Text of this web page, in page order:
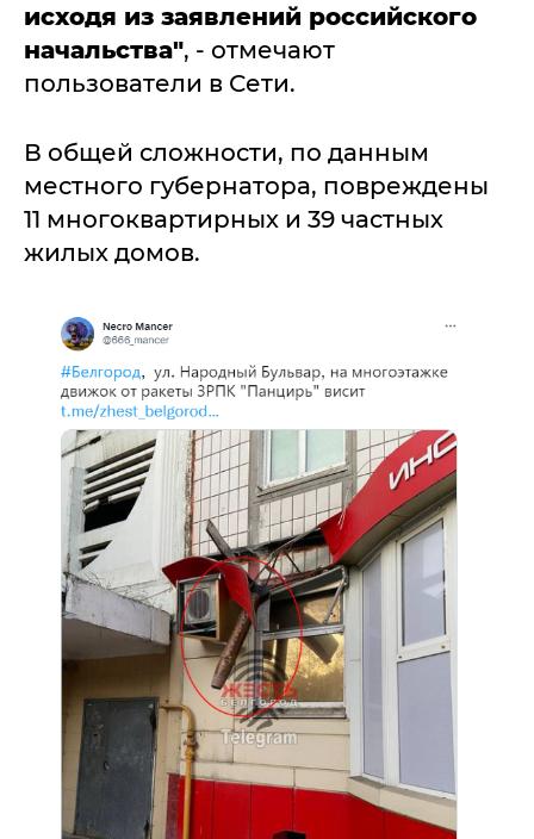
исходя из заявлений российского
начальства", - отмечают
пользователи в Сети.
В общей сложности, по данным
местного губернатора, повреждены
11 многоквартирных и 39 частных
жилых домов.